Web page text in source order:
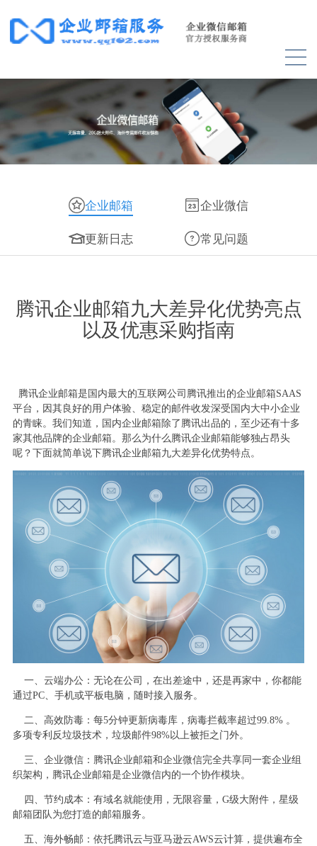
企业邮箱 企业微信
更新日志 常见问题
腾讯企业邮箱九大差异化优势亮点
以及优惠采购指南
腾讯企业邮箱是国内最大的互联网公司腾讯推出的企业邮箱SAAS
平台，因其良好的用户体验、稳定的邮件收发深受国内大中小企业
的青睐。我们知道，国内企业邮箱除了腾讯出品的，至少还有十多
家其他品牌的企业邮箱。那么为什么腾讯企业邮箱能够独占昂头
呢？下面就简单说下腾讯企业邮箱九大差异化优势特点。
一、云端办公：无论在公司，在出差途中，还是再家中，你都能
通过PC、手机或平板电脑，随时接入服务。
二、高效防毒：每5分钟更新病毒库，病毒拦截率超过99.8% 。
多项专利反垃圾技术，垃圾邮件98%以上被拒之门外。
三、企业微信：腾讯企业邮箱和企业微信完全共享同一套企业组
织架构，腾讯企业邮箱是企业微信内的一个协作模块。
四、节约成本：有域名就能使用，无限容量，G级大附件，星级
邮箱团队为您打造的邮箱服务。
五、海外畅邮：依托腾讯云与亚马逊云AWS云计算，提供遍布全